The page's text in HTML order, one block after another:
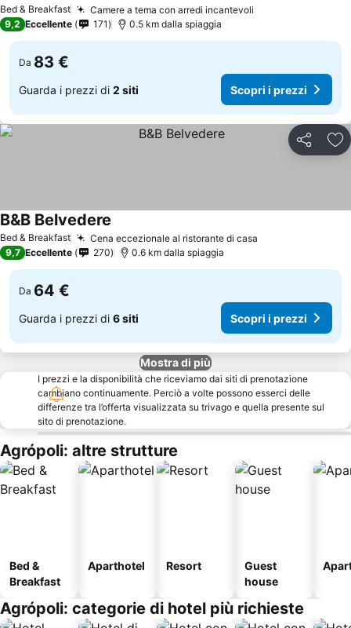
Bed & Breakfast Camere a tema con arredi incantevoli
9,2 Eccellente 171 0.5 km dalla spiaggia
Da 83 €
Guarda i prezzi di 2 siti Scopri i prezzi
Condividi
Bed & Breakfast Cena eccezionale al ristorante di casa
B&B Belvedere
9,7 Eccellente 270 0.6 km dalla spiaggia
Da 64 €
Guarda i prezzi di 6 siti Scopri i prezzi
Mostra di più
I prezzi e la disponibilità che riceviamo dai siti di prenotazione
cambiano continuamente. Perciò a volte possono esserci delle
differenze tra l’offerta visualizzata su trivago e quella presente sul
sito di prenotazione.
Agrópoli: altre strutture
Bed &
Breakfast
Aparthotel Resort
Guest
house
Agrópoli: categorie di hotel più richieste